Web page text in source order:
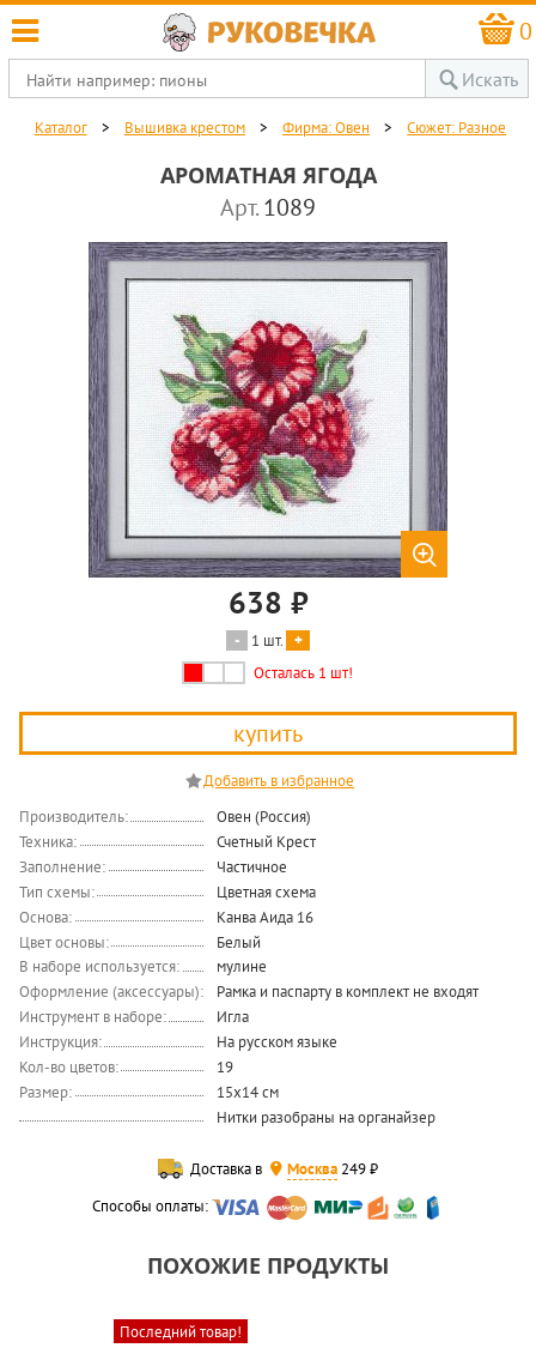
0
Искать
Каталог > Вышивка крестом > Фирма: Овен > Сюжет: Разное
АРОМАТНАЯ ЯГОДА
Арт. 1089
638 ₽
1 шт.
купить
Производитель:
Овен (Россия)
Техника:
Счетный Крест
Заполнение:
Частичное
Тип схемы:
Цветная схема
Основа:
Канва Аида 16
Цвет основы:
Белый
В наборе используется:
мулине
Оформление (аксессуары):
Рамка и паспарту в комплект не входят
Инструмент в наборе:
Игла
Инструкция:
На русском языке
Кол-во цветов:
19
Размер:
15x14 см
Нитки разобраны на органайзер
Доставка в Москва249 ₽
Способы оплаты:
ПОХОЖИЕ ПРОДУКТЫ
Последний товар!